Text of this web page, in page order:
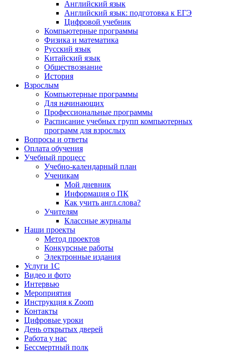
Английский язык
Английский язык: подготовка к ЕГЭ
Цифровой учебник
Компьютерные программы
Физика и математика
Русский язык
Китайский язык
Обществознание
История
Взрослым
Компьютерные программы
Для начинающих
Профессиональные программы
Расписание учебных групп компьютерных
программ для взрослых
Вопросы и ответы
Оплата обучения
Учебный процесс
Учебно-календарный план
Ученикам
Мой дневник
Информация о ПК
Как учить англ.слова?
Учителям
Классные журналы
Наши проекты
Метод проектов
Конкурсные работы
Электронные издания
Услуги 1C
Видео и фото
Интервью
Мероприятия
Инструкция к Zoom
Контакты
Цифровые уроки
День открытых дверей
Работа у нас
Бессмертный полк